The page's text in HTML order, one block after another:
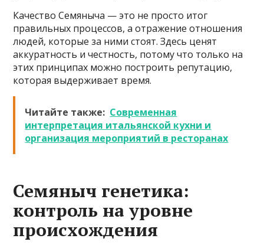
Качество Семяныча — это не просто итог
правильных процессов, а отражение отношения
людей, которые за ними стоят. Здесь ценят
аккуратность и честность, потому что только на
этих принципах можно построить репутацию,
которая выдерживает время.
Читайте также: Современная
интерпретация итальянской кухни и
организация мероприятий в ресторанах
Семяныч генетика:
контроль на уровне
происхождения